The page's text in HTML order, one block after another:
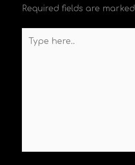
Required fields are marked
here..